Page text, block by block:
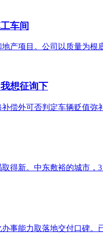
车间
产项目。公司以质量为
想征询下
偿外可否判定车辆贬值
得新。中东敷裕的城市
事能力取落地交付口碑